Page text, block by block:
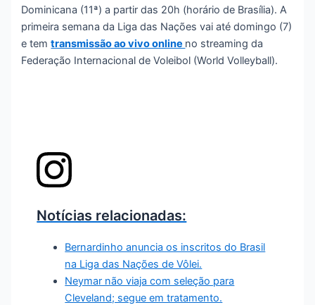
Dominicana (11ª) a partir das 20h (horário de Brasília). A
primeira semana da Liga das Nações vai até domingo (7)
e temtransmissão ao vivo online no streaming da
Federação Internacional de Voleibol (World Volleyball).
Notícias relacionadas:
Bernardinho anuncia os inscritos do Brasil
na Liga das Nações de Vôlei.
Neymar não viaja com seleção para
Cleveland; segue em tratamento.